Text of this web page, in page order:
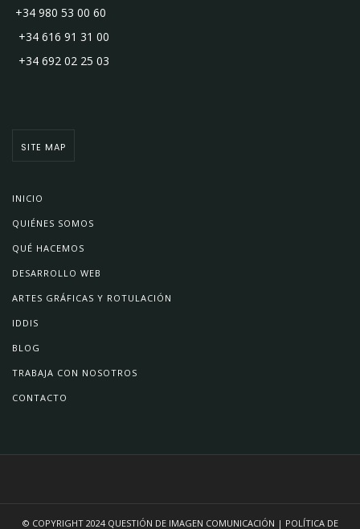
+34 980 53 00 60
+34 616 91 31 00
+34 692 02 25 03
SITE MAP
INICIO
QUIÉNES SOMOS
QUÉ HACEMOS
DESARROLLO WEB
ARTES GRÁFICAS Y ROTULACIÓN
IDDIS
BLOG
TRABAJA CON NOSOTROS
CONTACTO
© COPYRIGHT 2024 QUESTIÓN DE IMAGEN COMUNICACIÓN | POLÍTICA DE